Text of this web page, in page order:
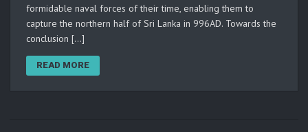
formidable naval forces of their time, enabling them to
capture the northern half of Sri Lanka in 996AD. Towards the
conclusion […]
READ MORE